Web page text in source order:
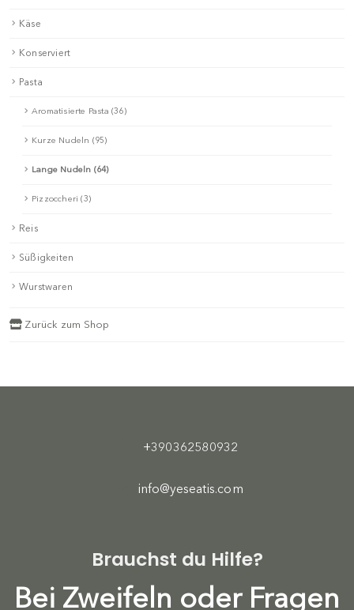
Käse
Konserviert
Pasta
Aromatisierte Pasta (36)
Kurze Nudeln (95)
Lange Nudeln (64)
Pizzoccheri (3)
Reis
Süßigkeiten
Wurstwaren
Zurück zum Shop
+390362580932
info@yeseatis.com
Brauchst du Hilfe?
Bei Zweifeln oder Fragen